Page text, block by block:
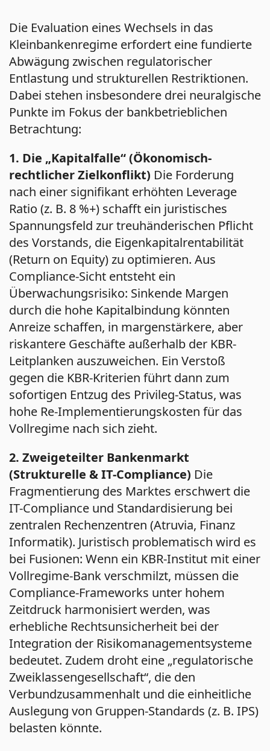
Die Evaluation eines Wechsels in das
Kleinbankenregime erfordert eine fundierte
Abwägung zwischen regulatorischer
Entlastung und strukturellen Restriktionen.
Dabei stehen insbesondere drei neuralgische
Punkte im Fokus der bankbetrieblichen
Betrachtung:
1. Die „Kapitalfalle“ (Ökonomisch-
rechtlicher Zielkonflikt) Die Forderung
nach einer signifikant erhöhten Leverage
Ratio (z. B. 8 %+) schafft ein juristisches
Spannungsfeld zur treuhänderischen Pflicht
des Vorstands, die Eigenkapitalrentabilität
(Return on Equity) zu optimieren. Aus
Compliance-Sicht entsteht ein
Überwachungsrisiko: Sinkende Margen
durch die hohe Kapitalbindung könnten
Anreize schaffen, in margenstärkere, aber
riskantere Geschäfte außerhalb der KBR-
Leitplanken auszuweichen. Ein Verstoß
gegen die KBR-Kriterien führt dann zum
sofortigen Entzug des Privileg-Status, was
hohe Re-Implementierungskosten für das
Vollregime nach sich zieht.
2. Zweigeteilter Bankenmarkt
(Strukturelle & IT-Compliance) Die
Fragmentierung des Marktes erschwert die
IT-Compliance und Standardisierung bei
zentralen Rechenzentren (Atruvia, Finanz
Informatik). Juristisch problematisch wird es
bei Fusionen: Wenn ein KBR-Institut mit einer
Vollregime-Bank verschmilzt, müssen die
Compliance-Frameworks unter hohem
Zeitdruck harmonisiert werden, was
erhebliche Rechtsunsicherheit bei der
Integration der Risikomanagementsysteme
bedeutet. Zudem droht eine „regulatorische
Zweiklassengesellschaft“, die den
Verbundzusammenhalt und die einheitliche
Auslegung von Gruppen-Standards (z. B. IPS)
belasten könnte.